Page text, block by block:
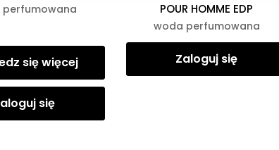
perfumowana
się więcej
się
POUR HOMME EDP
woda perfumowana
Zaloguj się